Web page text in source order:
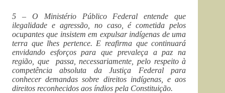
5 – O Ministério Público Federal entende que
ilegalidade e agressão, no caso, é cometida pelos
ocupantes que insistem em expulsar indígenas de uma
terra que lhes pertence. E reafirma que continuará
envidando esforços para que prevaleça a paz na
região, que passa, necessariamente, pelo respeito à
competência absoluta da Justiça Federal para
conhecer demandas sobre direitos indígenas, e aos
direitos reconhecidos aos índios pela Constituição.